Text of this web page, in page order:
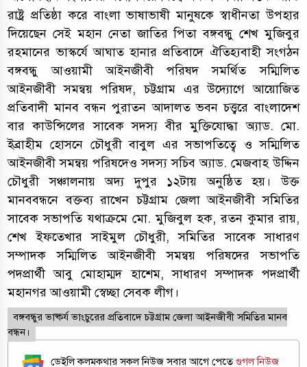
রাষ্ট্র প্রতিষ্ঠা করে বাংলা ভাষাভাষী মানুষকে স্বাধীনতা উপহার
দিয়েছেন সেই মহান নেতা জাতির পিতা বঙ্গবন্ধু শেখ মুজিবুর
রহমানের ভাস্কর্যে আঘাত হানার প্রতিবাদে ঐতিহ্যবাহী সংগঠন
বঙ্গবন্ধু আওয়ামী আইনজীবী পরিষদ সমর্থিত সম্মিলিত
আইনজীবী সমন্বয় পরিষদ, চট্টগ্রাম এর উদ্যোগে আয়োজিত
প্রতিবাদী মানব বন্ধন পুরাতন আদালত ভবন চত্ত্বরে বাংলাদেশ
বার কাউন্সিলের সাবেক সদস্য বীর মুক্তিযোদ্ধা অ্যাড. মো.
ইব্রাহীম হোসনে চৌধুরী বাবুল এর সভাপতিত্বে ও সম্মিলিত
আইনজীবী সমন্বয় পরিষদেও সদস্য সচিব অ্যাড. মেজবাহ উদ্দিন
চৌধুরী সঞ্চালনায় অদ্য দুপুর ১২টায় অনুষ্ঠিত হয়। উক্ত
মানববন্ধনে বক্তব্য রাখেন চট্টগ্রাম জেলা আইনজীবী সমিতির
সাবেক সভাপতি যথাক্রমে মো. মুজিবুল হক, রতন কুমার রায়,
শেখ ইফতেখার সাইমুল চৌধুরী, সমিতির সাবেক সাধারণ
সম্পাদক সম্মিলিত আইনজীবী সমন্বয় পরিষদের সভাপতি
পদপ্রার্থী আবু মোহাম্মদ হাশেম, সাধারণ সম্পাদক পদপ্রার্থী
মহানগর আওয়ামী স্বেচ্ছা সেবক লীগ।
বঙ্গবন্ধুর ভাষ্কর্য ভাংচুরের প্রতিবাদে চট্টগ্রাম জেলা আইনজীবী সমিতির মানব
বন্ধন।
ডেইলি কলমকথার সকল নিউজ সবার আগে পেতেগুগল নিউজ